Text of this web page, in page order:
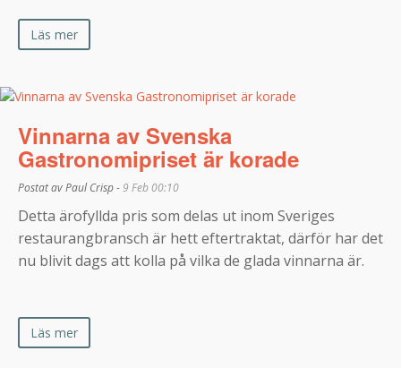
Läs mer
Vinnarna av Svenska
Gastronomipriset är korade
Postat av Paul Crisp -9 Feb 00:10
Detta ärofyllda pris som delas ut inom Sveriges
restaurangbransch är hett eftertraktat, därför har det
nu blivit dags att kolla på vilka de glada vinnarna är.
Läs mer